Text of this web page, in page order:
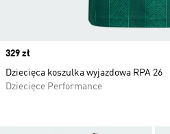
Price
329 zł
Dziecięca koszulka wyjazdowa RPA 26
Dziecięce Performance